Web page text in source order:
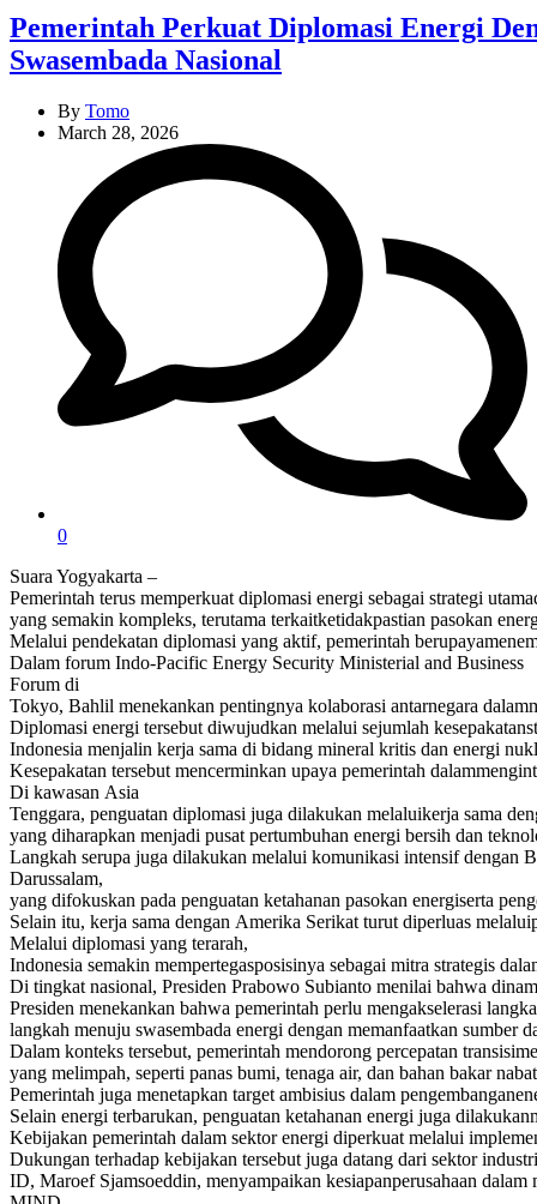
Pemerintah Perkuat Diplomasi Energi
Swasembada Nasional
By Tomo
March 28, 2026
0
Suara Yogyakarta –
Pemerintah terus memperkuat diplomasi energi sebagai strategi
yang semakin kompleks, terutama terkaitketidakpastian pasokan
Melalui pendekatan diplomasi yang aktif, pemerintah
Dalam forum Indo-Pacific Energy Security Ministerial and Business
Forum di
Tokyo, Bahlil menekankan pentingnya kolaborasi antarnegara
Diplomasi energi tersebut diwujudkan melalui sejumlah
Indonesia menjalin kerja sama di bidang mineral kritis dan energi
Kesepakatan tersebut mencerminkan upaya pemerintah
Di kawasan Asia
Tenggara, penguatan diplomasi juga dilakukan melaluikerja sama
yang diharapkan menjadi pusat pertumbuhan energi bersih dan
Langkah serupa juga dilakukan melalui komunikasi intensif dengan
Darussalam,
yang difokuskan pada penguatan ketahanan pasokan energiserta
Selain itu, kerja sama dengan Amerika Serikat turut diperluas
Melalui diplomasi yang terarah,
Indonesia semakin mempertegasposisinya sebagai mitra strategis
Di tingkat nasional, Presiden Prabowo Subianto menilai bahwa
Presiden menekankan bahwa pemerintah perlu mengakselerasi
langkah menuju swasembada energi dengan memanfaatkan
Dalam konteks tersebut, pemerintah mendorong percepatan
yang melimpah, seperti panas bumi, tenaga air, dan bahan bakar
Pemerintah juga menetapkan target ambisius dalam
Selain energi terbarukan, penguatan ketahanan energi juga
Kebijakan pemerintah dalam sektor energi diperkuat melalui
Dukungan terhadap kebijakan tersebut juga datang dari sektor
ID, Maroef Sjamsoeddin, menyampaikan kesiapanperusahaan